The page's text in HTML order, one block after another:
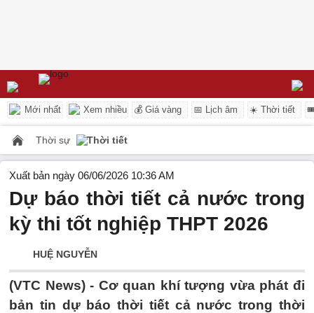
Mới nhất Xem nhiều 💰 Giá vàng 📅 Lịch âm ☀️ Thời tiết
Thời sự Thời tiết
Xuất bản ngày 06/06/2026 10:36 AM
Dự báo thời tiết cả nước trong
kỳ thi tốt nghiệp THPT 2026
HUỆ NGUYỄN
(VTC News) - Cơ quan khí tượng vừa phát đi
bản tin dự báo thời tiết cả nước trong thời